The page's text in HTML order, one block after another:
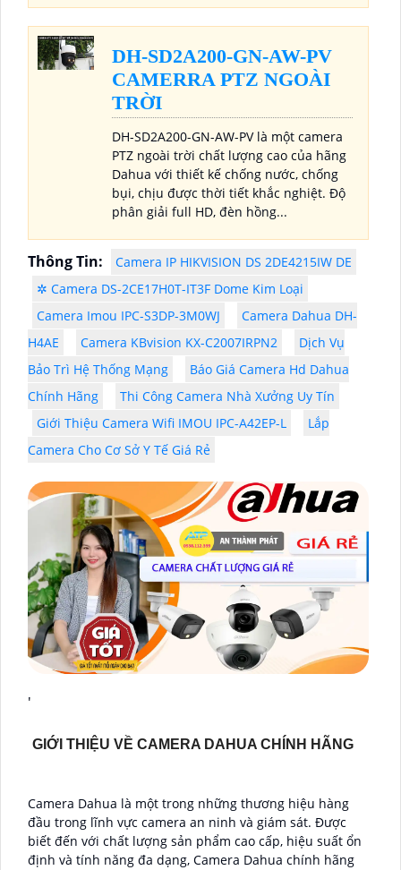
DH-SD2A200-GN-AW-PV
CAMERRA PTZ NGOÀI
TRỜI
DH-SD2A200-GN-AW-PV là một camera
PTZ ngoài trời chất lượng cao của hãng
Dahua với thiết kế chống nước, chống
bụi, chịu được thời tiết khắc nghiệt. Độ
phân giải full HD, đèn hồng...
Thông Tin:
Camera IP HIKVISION DS 2DE4215IW DE
✲ Camera DS-2CE17H0T-IT3F Dome Kim Loại
Camera Imou IPC-S3DP-3M0WJ
Camera Dahua DH-
H4AE
Camera KBvision KX-C2007IRPN2
Dịch Vụ
Bảo Trì Hệ Thống Mạng
Báo Giá Camera Hd Dahua
Chính Hãng
Thi Công Camera Nhà Xưởng Uy Tín
Giới Thiệu Camera Wifi IMOU IPC-A42EP-L
Lắp
Camera Cho Cơ Sở Y Tế Giá Rẻ
'
GIỚI THIỆU VỀ CAMERA DAHUA CHÍNH HÃNG
Camera Dahua là một trong những thương hiệu hàng
đầu trong lĩnh vực camera an ninh và giám sát. Được
biết đến với chất lượng sản phẩm cao cấp, hiệu suất ổn
định và tính năng đa dạng, Camera Dahua chính hãng